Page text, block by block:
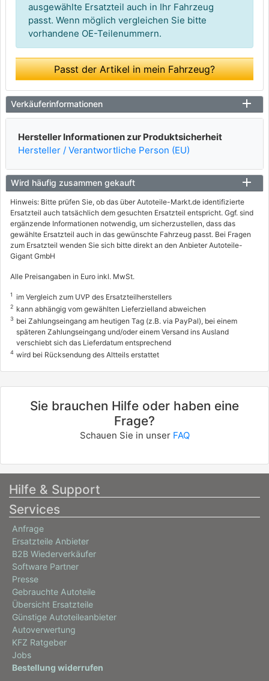
ausgewählte Ersatzteil auch in Ihr Fahrzeug
passt. Wenn möglich vergleichen Sie bitte
vorhandene OE-Teilenummern.
Passt der Artikel in mein Fahrzeug?
Verkäuferinformationen
Hersteller Informationen zur Produktsicherheit
Hersteller / Verantwortliche Person (EU)
Wird häufig zusammen gekauft
Hinweis: Bitte prüfen Sie, ob das über Autoteile-Markt.de identifizierte
Ersatzteil auch tatsächlich dem gesuchten Ersatzteil entspricht. Ggf. sind
ergänzende Informationen notwendig, um sicherzustellen, dass das
gewählte Ersatzteil auch in das gewünschte Fahrzeug passt. Bei Fragen
zum Ersatzteil wenden Sie sich bitte direkt an den Anbieter Autoteile-
Gigant GmbH
Alle Preisangaben in Euro inkl. MwSt.
1 im Vergleich zum UVP des Ersatzteilherstellers
2 kann abhängig vom gewählten Lieferzielland abweichen
3 bei Zahlungseingang am heutigen Tag (z.B. via PayPal), bei einem
späteren Zahlungseingang und/oder einem Versand ins Ausland
verschiebt sich das Lieferdatum entsprechend
4 wird bei Rücksendung des Altteils erstattet
Sie brauchen Hilfe oder haben eine
Frage?
Schauen Sie in unser FAQ
Hilfe & Support
Services
Anfrage
Ersatzteile Anbieter
B2B Wiederverkäufer
Software Partner
Presse
Gebrauchte Autoteile
Übersicht Ersatzteile
Günstige Autoteileanbieter
Autoverwertung
KFZ Ratgeber
Jobs
Bestellung widerrufen